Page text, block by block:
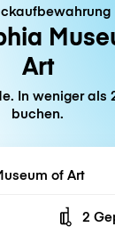
Art
In weniger als
buchen.
Number
2